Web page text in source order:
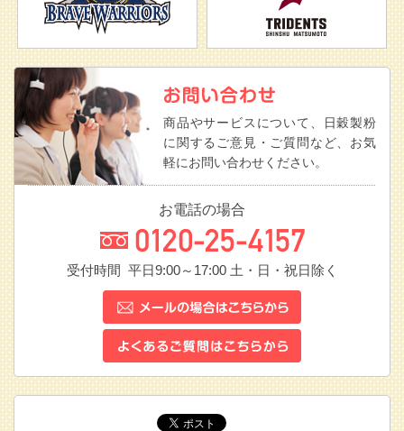
商品やサービスについて、日穀製粉
に関するご意見・ご質問など、お気
軽にお問い合わせください。
お電話の場合
受付時間 平日9:00～17:00土・日・祝日除く